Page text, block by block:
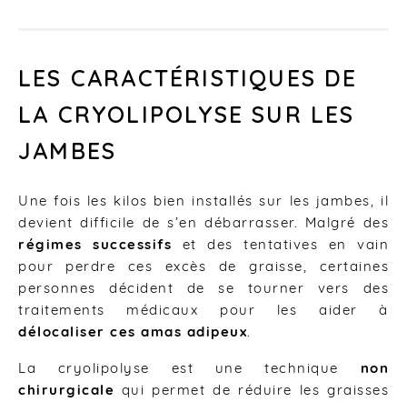
LES CARACTÉRISTIQUES DE
LA CRYOLIPOLYSE SUR LES
JAMBES
Une fois les kilos bien installés sur les jambes, il
devient difficile de s’en débarrasser. Malgré des
régimes successifs et des tentatives en vain
pour perdre ces excès de graisse, certaines
personnes décident de se tourner vers des
traitements médicaux pour les aider à
délocaliser ces amas adipeux.
La cryolipolyse est une technique non
chirurgicale qui permet de réduire les graisses